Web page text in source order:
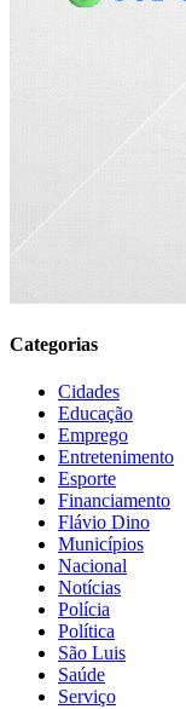
Categorias
Cidades
Educação
Emprego
Entretenimento
Esporte
Financiamento
Flávio Dino
Municípios
Nacional
Notícias
Polícia
Política
São Luis
Saúde
Serviço